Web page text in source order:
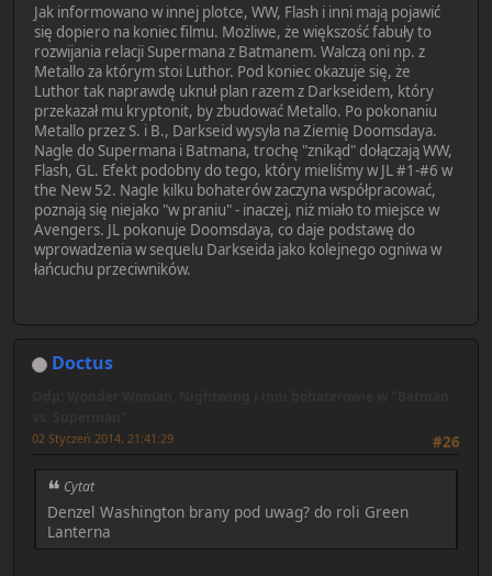
Jak informowano w innej plotce, WW, Flash i inni mają pojawić
się dopiero na koniec filmu. Możliwe, że większość fabuły to
rozwijania relacji Supermana z Batmanem. Walczą oni np. z
Metallo za którym stoi Luthor. Pod koniec okazuje się, że
Luthor tak naprawdę uknuł plan razem z Darkseidem, który
przekazał mu kryptonit, by zbudować Metallo. Po pokonaniu
Metallo przez S. i B., Darkseid wysyła na Ziemię Doomsdaya.
Nagle do Supermana i Batmana, trochę "znikąd" dołączają WW,
Flash, GL. Efekt podobny do tego, który mieliśmy w JL #1-#6 w
the New 52. Nagle kilku bohaterów zaczyna współpracować,
poznają się niejako "w praniu" - inaczej, niż miało to miejsce w
Avengers. JL pokonuje Doomsdaya, co daje podstawę do
wprowadzenia w sequelu Darkseida jako kolejnego ogniwa w
łańcuchu przeciwników.
Doctus
#26
02 Styczeń 2014, 21:41:29
Cytat
Denzel Washington brany pod uwag? do roli Green
Lanterna